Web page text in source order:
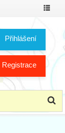
Přihlášení
Registrace